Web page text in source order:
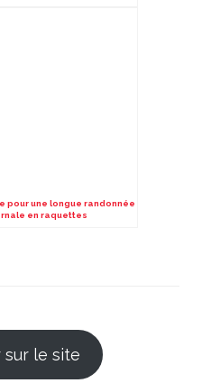
pour une longue randonnée
en raquettes
sur le site